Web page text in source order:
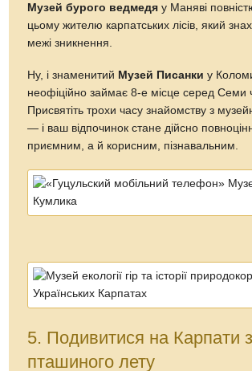
Музей бурого ведмедя у Маняві
цьому жителю карпатських лісів, який
межі зникнення.
Ну, і знаменитий Музей Писанки у
неофіційно займає 8-е місце серед Семи
Присвятіть трохи часу знайомству з
— і ваш відпочинок стане дійсно
приємним, а й корисним, пізнавальним.
5. Подивитися на Карпати
пташиного лету